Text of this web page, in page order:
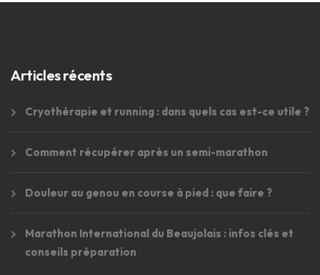
Articles récents
Cryothérapie et running : dans quels cas est-ce utile ?
Comment récupérer après un semi-marathon
Douleur au genou en course à pied : que faire ?
Marathon International du Beaujolais : infos clés et
conseils préparation